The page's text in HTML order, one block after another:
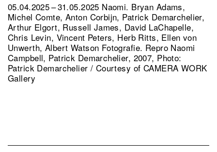
05.04.2025 – 31.05.2025 Naomi. Bryan Adams,
Michel Comte, Anton Corbijn, Patrick Demarchelier,
Arthur Elgort, Russell James, David LaChapelle,
Chris Levin, Vincent Peters, Herb Ritts, Ellen von
Unwerth, Albert Watson Fotografie. Repro Naomi
Campbell, Patrick Demarchelier, 2007, Photo:
Patrick Demarchelier / Courtesy of CAMERA WORK
Gallery